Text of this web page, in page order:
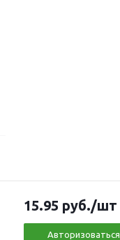
15.95 руб./шт
Авторизоваться